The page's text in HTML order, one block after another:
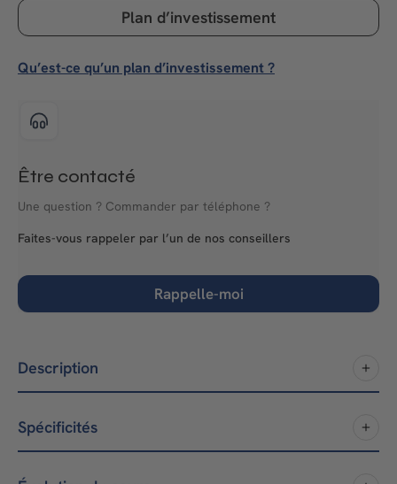
Plan d’investissement
Qu’est-ce qu’un plan d’investissement ?
Être contacté
Une question ? Commander par téléphone ?
Faites-vous rappeler par l’un de nos conseillers
Rappelle-moi
Description
Spécificités